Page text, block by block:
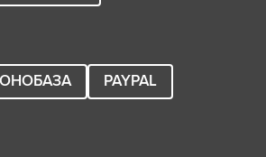
PAYPAL